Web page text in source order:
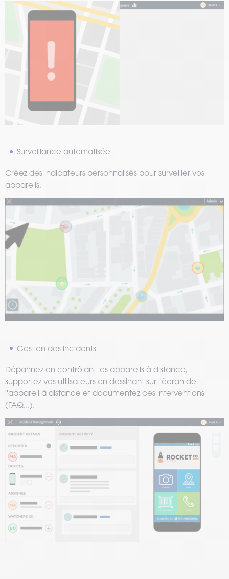
Surveillance automatisée
Créez des indicateurs personnalisés pour surveiller vos
appareils.
Gestion des incidents
Dépannez en contrôlant les appareils à distance,
supportez vos utilisateurs en dessinant sur l'écran de
l'appareil à distance et documentez ces interventions
(FAQ...).